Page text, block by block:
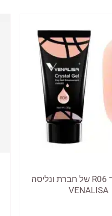
פוליג'ל ניוד R06 של חברת ונליסה
VENALISA